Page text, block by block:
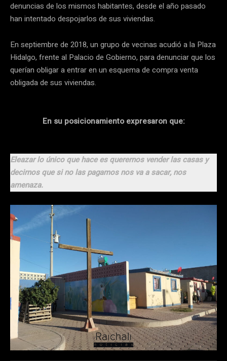
denuncias de los mismos habitantes, desde el año pasado
han intentado despojarlos de sus viviendas.
En septiembre de 2018, un grupo de vecinas acudió a la Plaza
Hidalgo, frente al Palacio de Gobierno, para denunciar que los
querían obligar a entrar en un esquema de compra venta
obligada de sus viviendas.
En su posicionamiento expresaron que:
Eleazar lo único que hace es querernos vender las casas y
decirnos que si no las pagamos nos va a sacar, nos
amenaza.